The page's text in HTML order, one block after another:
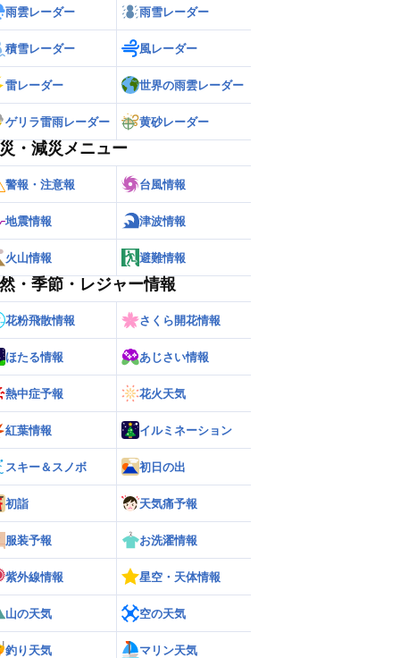
雨雲レーダー 雨雪レーダー
積雪レーダー 風レーダー
雷レーダー 世界の雨雲レーダー
ゲリラ雷雨レーダー 黄砂レーダー
・減災メニュー
警報・注意報 台風情報
地震情報 津波情報
火山情報 避難情報
・季節・レジャー情報
花粉飛散情報 さくら開花情報
ほたる情報 あじさい情報
熱中症予報 花火天気
紅葉情報 イルミネーション
スキー＆スノボ 初日の出
初詣 天気痛予報
服装予報 お洗濯情報
紫外線情報 星空・天体情報
山の天気 空の天気
釣り天気 マリン天気